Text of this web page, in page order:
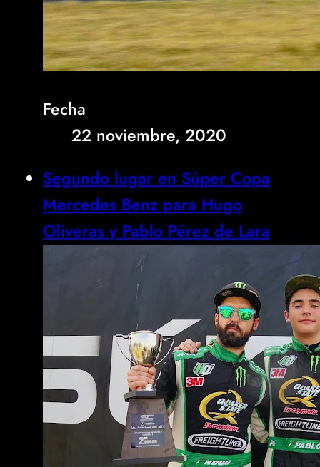
Fecha
22 noviembre, 2020
Segundo lugar en Súper Copa
Mercedes Benz para Hugo
Oliveras y Pablo Pérez de Lara